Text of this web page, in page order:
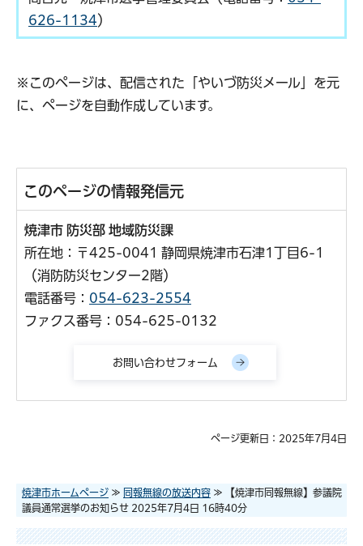
626-1134）
※このページは、配信された「やいづ防災メール」を元
に、ページを自動作成しています。
このページの情報発信元
焼津市 防災部 地域防災課
所在地：〒425-0041 静岡県焼津市石津1丁目6-1
（消防防災センター2階）
電話番号： 054-623-2554
ファクス番号：054-625-0132
ページ更新日：2025年7月4日
焼津市ホームページ ≫ 同報無線の放送内容 ≫ 【焼津市同報無線】参議院
議員通常選挙のお知らせ 2025年7月4日 16時40分